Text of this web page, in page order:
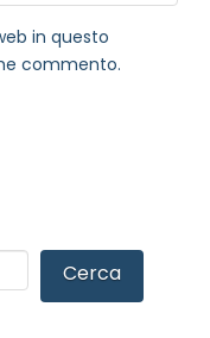
in questo
commento.
Cerca